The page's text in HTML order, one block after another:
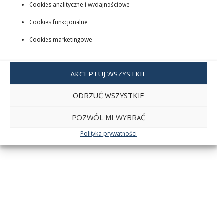
Cookies analityczne i wydajnościowe
Cookies funkcjonalne
Cookies marketingowe
AKCEPTUJ WSZYSTKIE
ODRZUĆ WSZYSTKIE
POZWÓL MI WYBRAĆ
Polityka prywatności